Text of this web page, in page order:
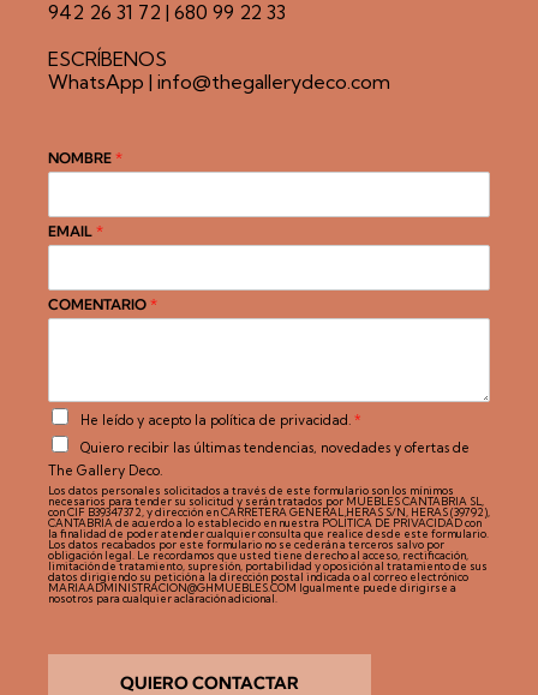
942 26 31 72 | 680 99 22 33
ESCRÍBENOS
WhatsApp | info@thegallerydeco.com
NOMBRE *
EMAIL *
COMENTARIO *
A
c
u
e
r
d
o
R
G
P
D
He leído y acepto la política de privacidad *
C
s
i
l
l
a
s
d
e
r
Quiero recibir las últimas tendencias, novedades y ofertas de
The Gallery Deco.
Los datos personales solicitados a través de este formulario son los mínimos
necesarios para tender su solicitud y serán tratados por MUEBLES CANTABRIA SL,
con CIF B39347372, y dirección en CARRETERA GENERAL HERAS S/N, HERAS (39792),
CANTABRIA de acuerdo a lo establecido en nuestra POLÍTICA DE PRIVACIDAD con
la finalidad de poder atender cualquier consulta que realice desde este formulario.
Los datos recabados por este formulario no se cederán a terceros salvo por
obligación legal. Le recordamos que usted tiene derecho al acceso, rectificación,
limitación de tratamiento, supresión, portabilidad y oposición al tratamiento de sus
datos dirigiendo su petición a la dirección postal indicada o al correo electrónico
MARIAADMINISTRACION@GHMUEBLES.COM Igualmente puede dirigirse a
nosotros para cualquier aclaración adicional.
QUIERO CONTACTAR